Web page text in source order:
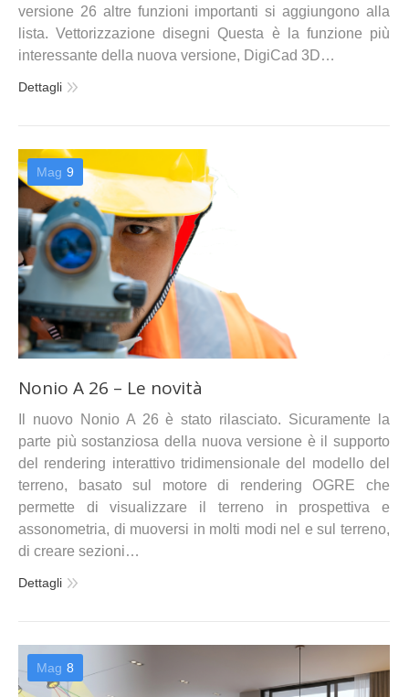
versione 26 altre funzioni importanti si aggiungono alla
lista. Vettorizzazione disegni Questa è la funzione più
interessante della nuova versione, DigiCad 3D…
Dettagli
Mag 9
Nonio A 26 – Le novità
Il nuovo Nonio A 26 è stato rilasciato. Sicuramente la
parte più sostanziosa della nuova versione è il supporto
del rendering interattivo tridimensionale del modello del
terreno, basato sul motore di rendering OGRE che
permette di visualizzare il terreno in prospettiva e
assonometria, di muoversi in molti modi nel e sul terreno,
di creare sezioni…
Dettagli
Mag 8